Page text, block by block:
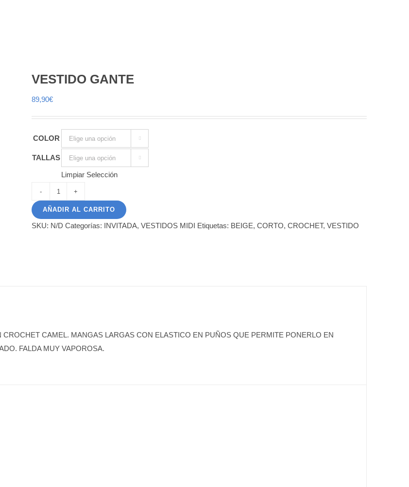
VESTIDO GANTE
89,90€
COLOR 
TALLAS 
Limpiar Selección
GANTE
cantidad
AÑADIR AL CARRITO
SKU: N/D Categorías: INVITADA, VESTIDOS MIDI Etiquetas: BEIGE, CORTO, CROCHET, VESTIDO
CAMEL. MANGAS LARGAS CON ELASTICO EN PUÑOS QUE PERMITE PONERLO EN
FALDA MUY VAPOROSA.